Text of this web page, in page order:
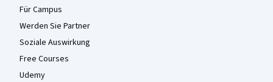
Für Campus
Werden Sie Partner
Soziale Auswirkung
Free Courses
Udemy